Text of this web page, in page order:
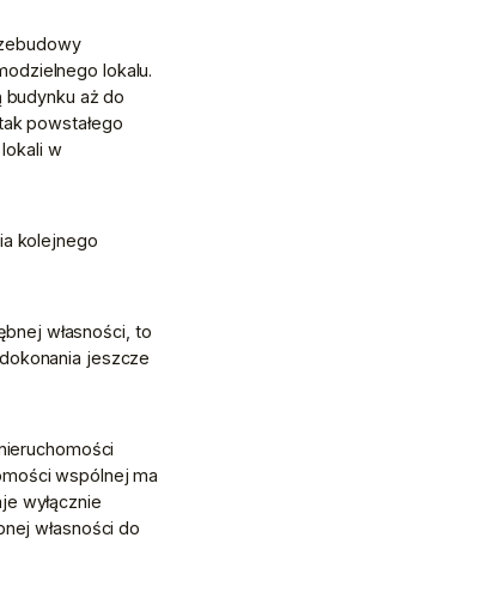
lokalu.
aż do
powstałego
w
kolejnego
własności, to
jeszcze
wspólnej ma
wyłącznie
własności do